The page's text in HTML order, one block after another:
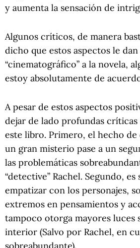
y aumenta la sensación de
Algunos críticos, de manera
dicho que estos aspectos le
“cinematográfico” a la novela,
estoy absolutamente de
A pesar de estos aspectos
dejar de lado profundas
este libro. Primero, el hecho de
un gran misterio pase a un
las problemáticas
“detective” Rachel. Segundo,
empatizar con los personajes,
extremos en pensamientos y
tampoco otorga mayores luces
interior (Salvo por Rachel, en